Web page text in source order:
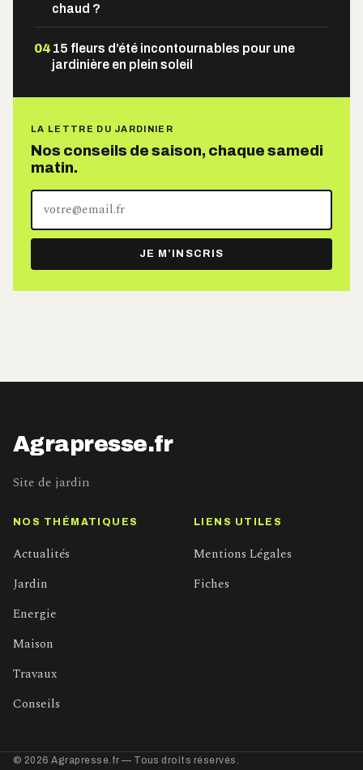
chaud ?
04 15 fleurs d’été incontournables pour une
jardinière en plein soleil
LA LETTRE DU JARDINIER
Nos conseils de saison, chaque samedi
matin.
Votre
adresse
e-
mail
JE M’INSCRIS
Agrapresse.fr
Site de jardin
NOS THÉMATIQUES
Actualités
Jardin
Energie
Maison
Travaux
Conseils
LIENS UTILES
Mentions Légales
Fiches
© 2026 Agrapresse.fr — Tous droits réservés.